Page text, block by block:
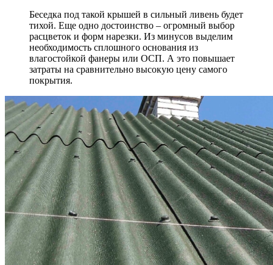
Беседка под такой крышей в сильный ливень будет
тихой. Еще одно достоинство – огромный выбор
расцветок и форм нарезки. Из минусов выделим
необходимость сплошного основания из
влагостойкой фанеры или ОСП. А это повышает
затраты на сравнительно высокую цену самого
покрытия.